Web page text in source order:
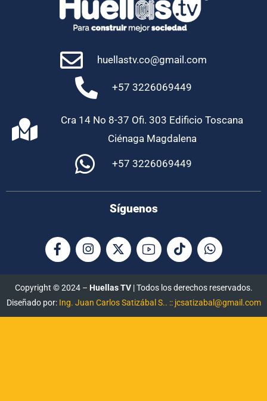
huellastv.co@gmail.com
+57 3226069449
Cra 14 No 8-37 Ofi. 303 Edificio Toscana
Ciénaga Magdalena
+57 3226069449
Síguenos
Copyright © 2024 – Huellas TV| Todos los derechos reservados.
Diseñado por: Ing. Juan Carlos Satizábal S.. :: jcsatizabal@gmail.com